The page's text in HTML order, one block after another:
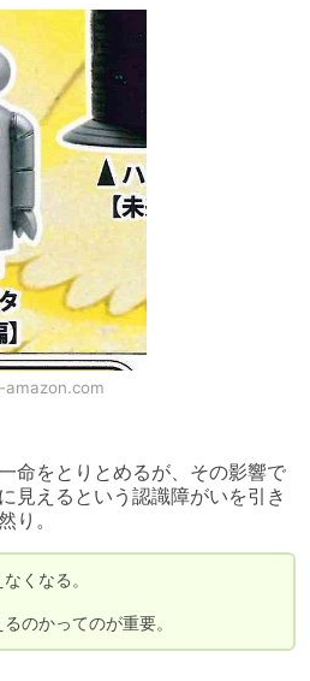
命をとりとめるが、その影響で
見えるという認識障がいを引き
り。
くなる。
のかってのが重要。